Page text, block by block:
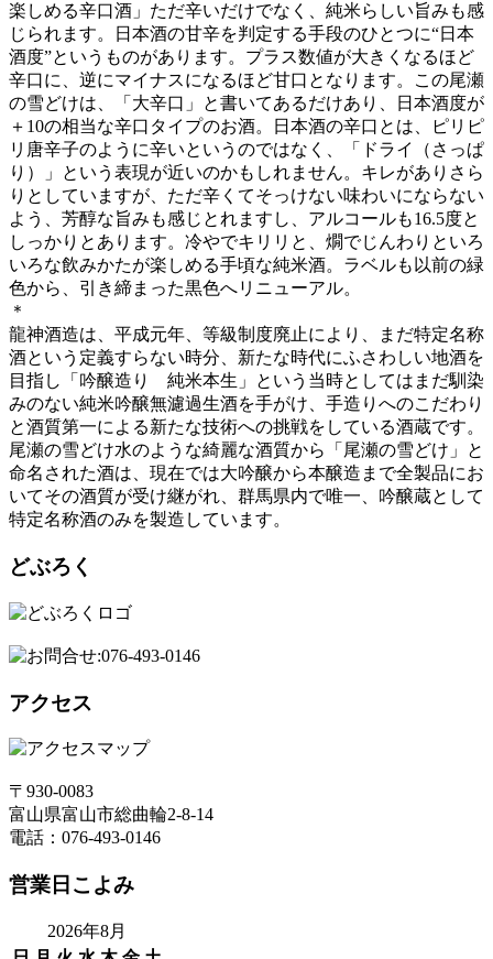
楽しめる辛口酒」ただ辛いだけでなく、純米らしい旨みも感
じられます。日本酒の甘辛を判定する手段のひとつに“日本
酒度”というものがあります。プラス数値が大きくなるほど
辛口に、逆にマイナスになるほど甘口となります。この尾瀬
の雪どけは、「大辛口」と書いてあるだけあり、日本酒度が
＋10の相当な辛口タイプのお酒。日本酒の辛口とは、ピリピ
リ唐辛子のように辛いというのではなく、「ドライ（さっぱ
り）」という表現が近いのかもしれません。キレがありさら
りとしていますが、ただ辛くてそっけない味わいにならない
よう、芳醇な旨みも感じとれますし、アルコールも16.5度と
しっかりとあります。冷やでキリリと、燗でじんわりといろ
いろな飲みかたが楽しめる手頃な純米酒。ラベルも以前の緑
色から、引き締まった黒色へリニューアル。
＊
龍神酒造は、平成元年、等級制度廃止により、まだ特定名称
酒という定義すらない時分、新たな時代にふさわしい地酒を
目指し「吟醸造り 純米本生」という当時としてはまだ馴染
みのない純米吟醸無濾過生酒を手がけ、手造りへのこだわり
と酒質第一による新たな技術への挑戦をしている酒蔵です。
尾瀬の雪どけ水のような綺麗な酒質から「尾瀬の雪どけ」と
命名された酒は、現在では大吟醸から本醸造まで全製品にお
いてその酒質が受け継がれ、群馬県内で唯一、吟醸蔵として
特定名称酒のみを製造しています。
どぶろく
アクセス
〒930-0083
富山県富山市総曲輪2-8-14
電話：076-493-0146
営業日こよみ
2026年8月